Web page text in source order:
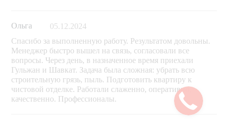
Ольга
05.12.2024
Спасибо за выполненную работу. Результатом довольны.
Менеджер быстро вышел на связь, согласовали все
вопросы. Через день, в назначенное время приехали
Гульжан и Шавкат. Задача была сложная: убрать всю
строительную грязь, пыль. Подготовить квартиру к
чистовой отделке. Работали слаженно, оперативно,
качественно. Профессионалы.